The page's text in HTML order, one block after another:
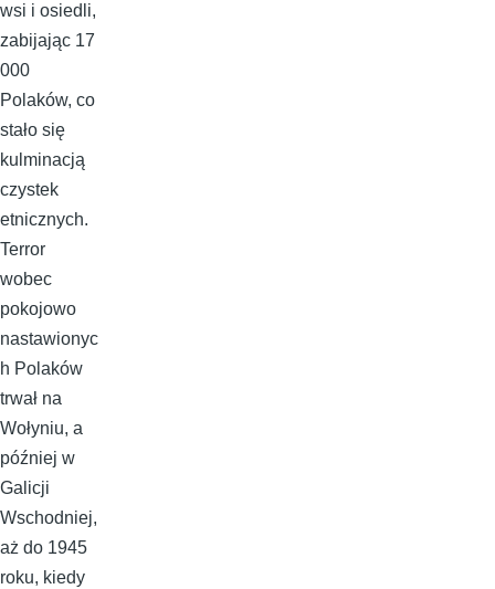
wsi i osiedli,
zabijając 17
000
Polaków, co
stało się
kulminacją
czystek
etnicznych.
Terror
wobec
pokojowo
nastawionyc
h Polaków
trwał na
Wołyniu, a
później w
Galicji
Wschodniej,
aż do 1945
roku, kiedy